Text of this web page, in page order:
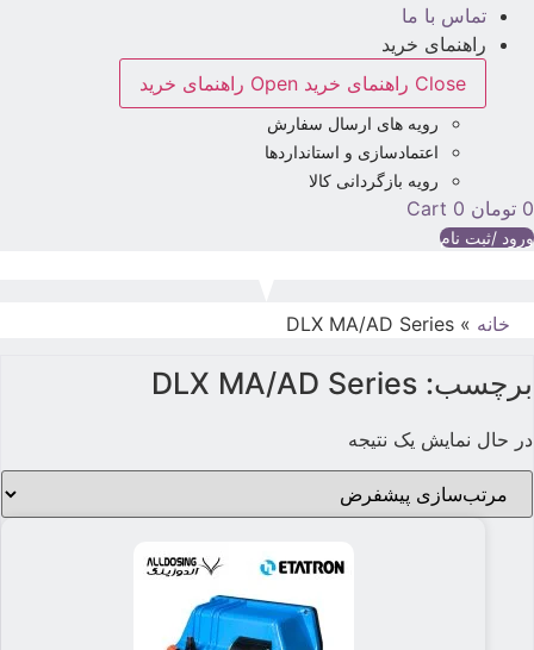
تماس با ما
راهنمای خرید
Close راهنمای خرید
Open راهنمای خرید
رویه های ارسال سفارش
اعتمادسازی و استانداردها
رویه بازگردانی کالا
0 تومان 0
Cart
ورود /ثبت نام
خانه »
DLX MA/AD Series
برچسب: DLX MA/AD Series
در حال نمایش یک نتیجه